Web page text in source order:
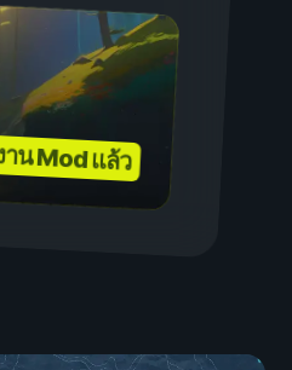
น Mod แล้ว